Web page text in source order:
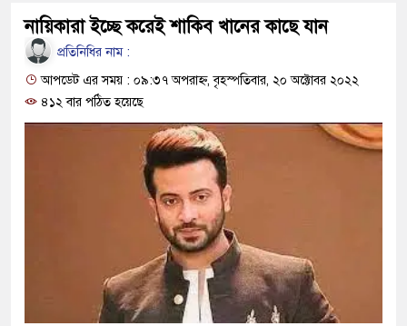
উদ্ধার
মিরপুর মডেল থানার
মাদক কারবারি গ্রেফতার
থানা পুলিশ
যেকোনো সময় বেনজীরের
নায়িকারা ইচ্ছে করেই শাকিব খানের কাছে যান
প্রতিনিধির নাম :
আপডেট এর সময় : ০৯:৩৭ অপরাহ্ন, বৃহস্পতিবার, ২০ অক্টোবর ২০২২
৪১২ বার পঠিত হয়েছে